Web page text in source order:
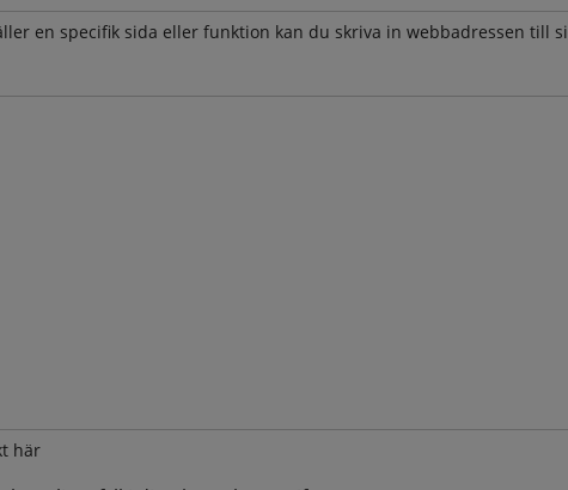
en specifik sida eller funktion kan du skriva in webbadressen till
här